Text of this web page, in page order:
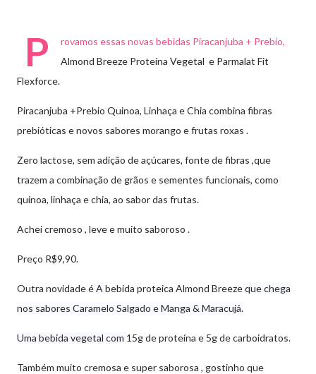
P
rovamos essas novas bebidas Piracanjuba + Prebio,
Almond Breeze Proteína Vegetal e Parmalat Fit
Flexforce.
Piracanjuba +Prebio Quinoa, Linhaça e Chia combina fibras
prebióticas e novos sabores morango e frutas roxas .
Zero lactose, sem adição de açúcares, fonte de fibras ,que
trazem a combinação de grãos e sementes funcionais, como
quinoa, linhaça e chia, ao sabor das frutas.
Achei cremoso , leve e muito saboroso .
Preço R$9,90.
Outra novidade éA bebida proteica Almond Breezeque chega
nos sabores Caramelo Salgado e Manga & Maracujá.
Uma bebida vegetal com 15g de proteína e 5g de carboidratos.
Também muito cremosa e super saborosa , gostinho que